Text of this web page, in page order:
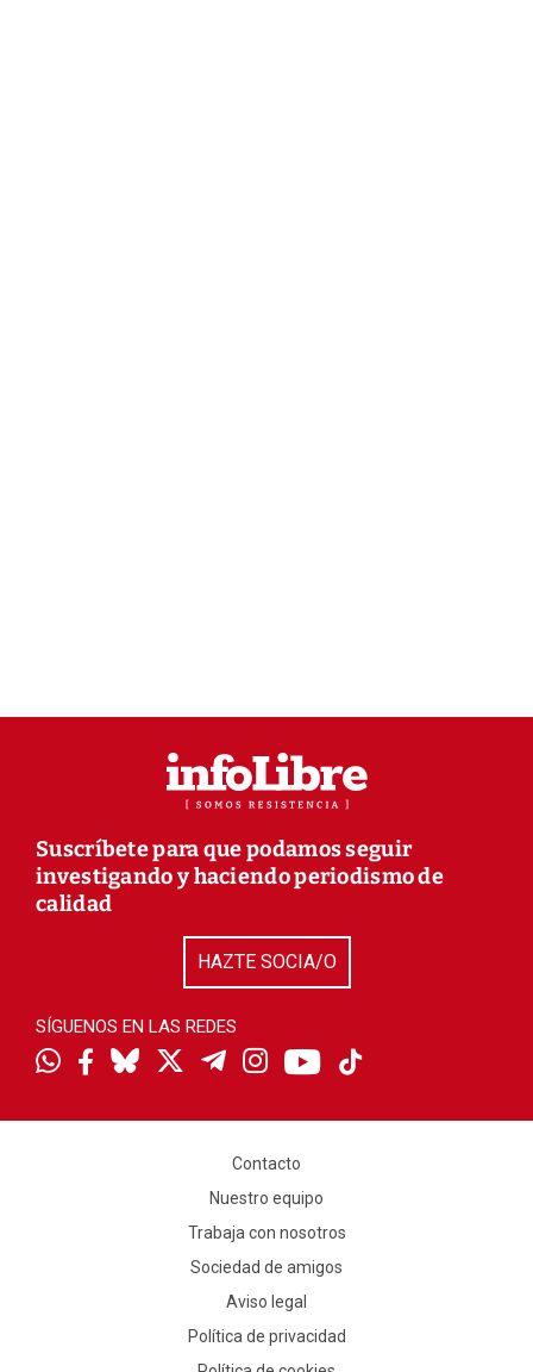
Suscríbete para que podamos seguir
investigando y haciendo periodismo de
calidad
HAZTE SOCIA/O
SÍGUENOS EN LAS REDES
Contacto
Nuestro equipo
Trabaja con nosotros
Sociedad de amigos
Aviso legal
Política de privacidad